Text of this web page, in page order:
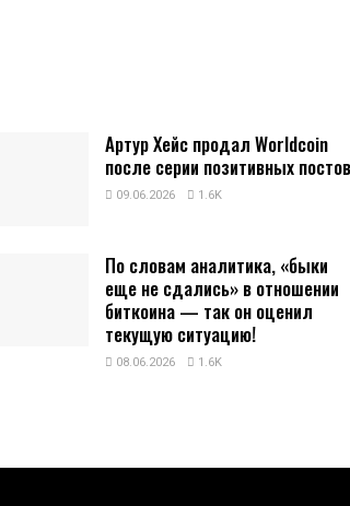
Артур Хейс продал Worldcoin
после серии позитивных постов
09.06.2026 1.6K
По словам аналитика, «быки
еще не сдались» в отношении
биткоина — так он оценил
текущую ситуацию!
08.06.2026 1.6K